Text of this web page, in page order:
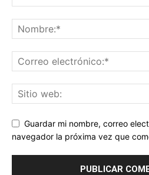
Guardar mi nombre, correo
navegador la próxima vez que